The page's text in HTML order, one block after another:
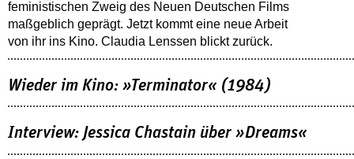
feministischen Zweig des Neuen Deutschen Films
maßgeblich geprägt. Jetzt kommt eine neue Arbeit
von ihr ins Kino. Claudia Lenssen blickt zurück.
Wieder im Kino: »Terminator« (1984)
Interview: Jessica Chastain über »Dreams«